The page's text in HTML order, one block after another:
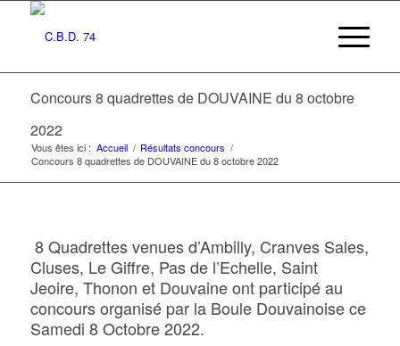
Concours 8 quadrettes de DOUVAINE du 8 octobre
2022
Vous êtes ici : Accueil / Résultats concours /
Concours 8 quadrettes de DOUVAINE du 8 octobre 2022
8 Quadrettes venues d’Ambilly, Cranves Sales,
Cluses, Le Giffre, Pas de l’Echelle, Saint
Jeoire, Thonon et Douvaine ont participé au
concours organisé par la Boule Douvainoise ce
Samedi 8 Octobre 2022.